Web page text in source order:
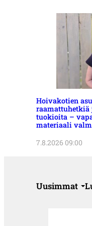
Hoivakotien
tuokioita –
materiaali
7.8.2026 09:00
Uusimmat